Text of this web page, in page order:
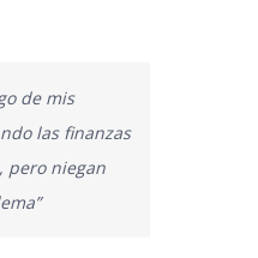
de mis
las finanzas
pero niegan